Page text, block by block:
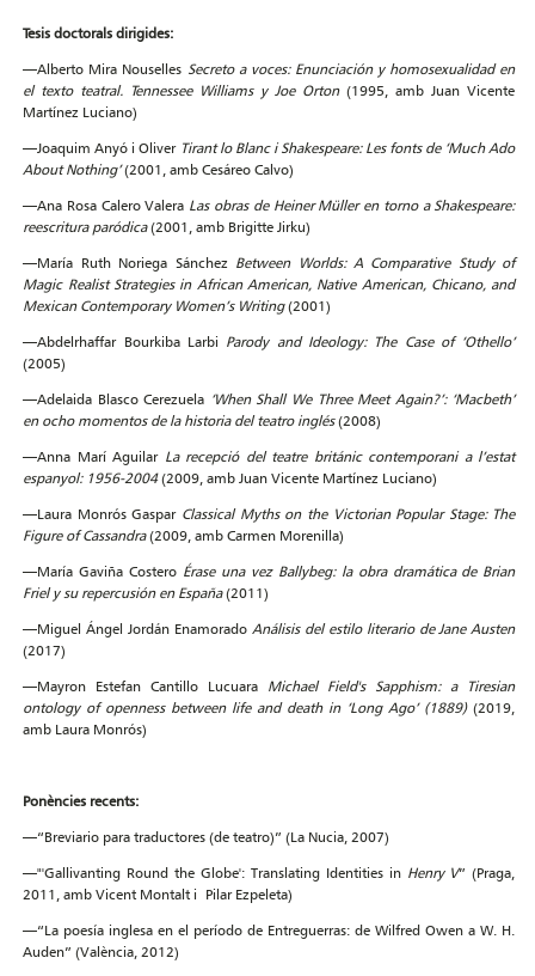
Tesis doctorals dirigides:
—Alberto Mira Nouselles Secreto a voces: Enunciación y homosexualidad en
el texto teatral. Tennessee Williams y Joe Orton(1995, amb Juan Vicente
Martínez Luciano)
—Joaquim Anyó i Oliver Tirant lo Blanc i Shakespeare: Les fonts de ‘Much Ado
About Nothing’(2001, amb Cesáreo Calvo)
—Ana Rosa Calero Valera Las obras de Heiner Müller en torno a Shakespeare:
reescritura paródica(2001, amb Brigitte Jirku)
—María Ruth Noriega Sánchez Between Worlds: A Comparative Study of
Magic Realist Strategies in African American, Native American, Chicano, and
Mexican Contemporary Women’s Writing(2001)
—Abdelrhaffar Bourkiba Larbi Parody and Ideology: The Case of ‘Othello’
(2005)
—Adelaida Blasco Cerezuela ‘When Shall We Three Meet Again?’: ‘Macbeth’
en ocho momentos de la historia del teatro inglés(2008)
—Anna Marí Aguilar La recepció del teatre británic contemporani a l’estat
espanyol: 1956-2004(2009, amb Juan Vicente Martínez Luciano)
—Laura Monrós Gaspar Classical Myths on the Victorian Popular Stage: The
Figure of Cassandra(2009, amb Carmen Morenilla)
—María Gaviña Costero Érase una vez Ballybeg: la obra dramática de Brian
Friel y su repercusión en España(2011)
—Miguel Ángel Jordán Enamorado Análisis del estilo literario de Jane Austen
(2017)
—Mayron Estefan Cantillo Lucuara Michael Field's Sapphism: a Tiresian
ontology of openness between life and death in ‘Long Ago’ (1889)(2019,
amb Laura Monrós)
Ponències recents:
—“Breviario para traductores (de teatro)” (La Nucia, 2007)
—"'Gallivanting Round the Globe': Translating Identities in Henry V” (Praga,
2011, amb Vicent Montalt i Pilar Ezpeleta)
—“La poesía inglesa en el período de Entreguerras: de Wilfred Owen a W. H.
Auden” (València, 2012)